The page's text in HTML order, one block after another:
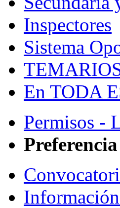
Inspectores
Sistema
En TODA
Permisos -